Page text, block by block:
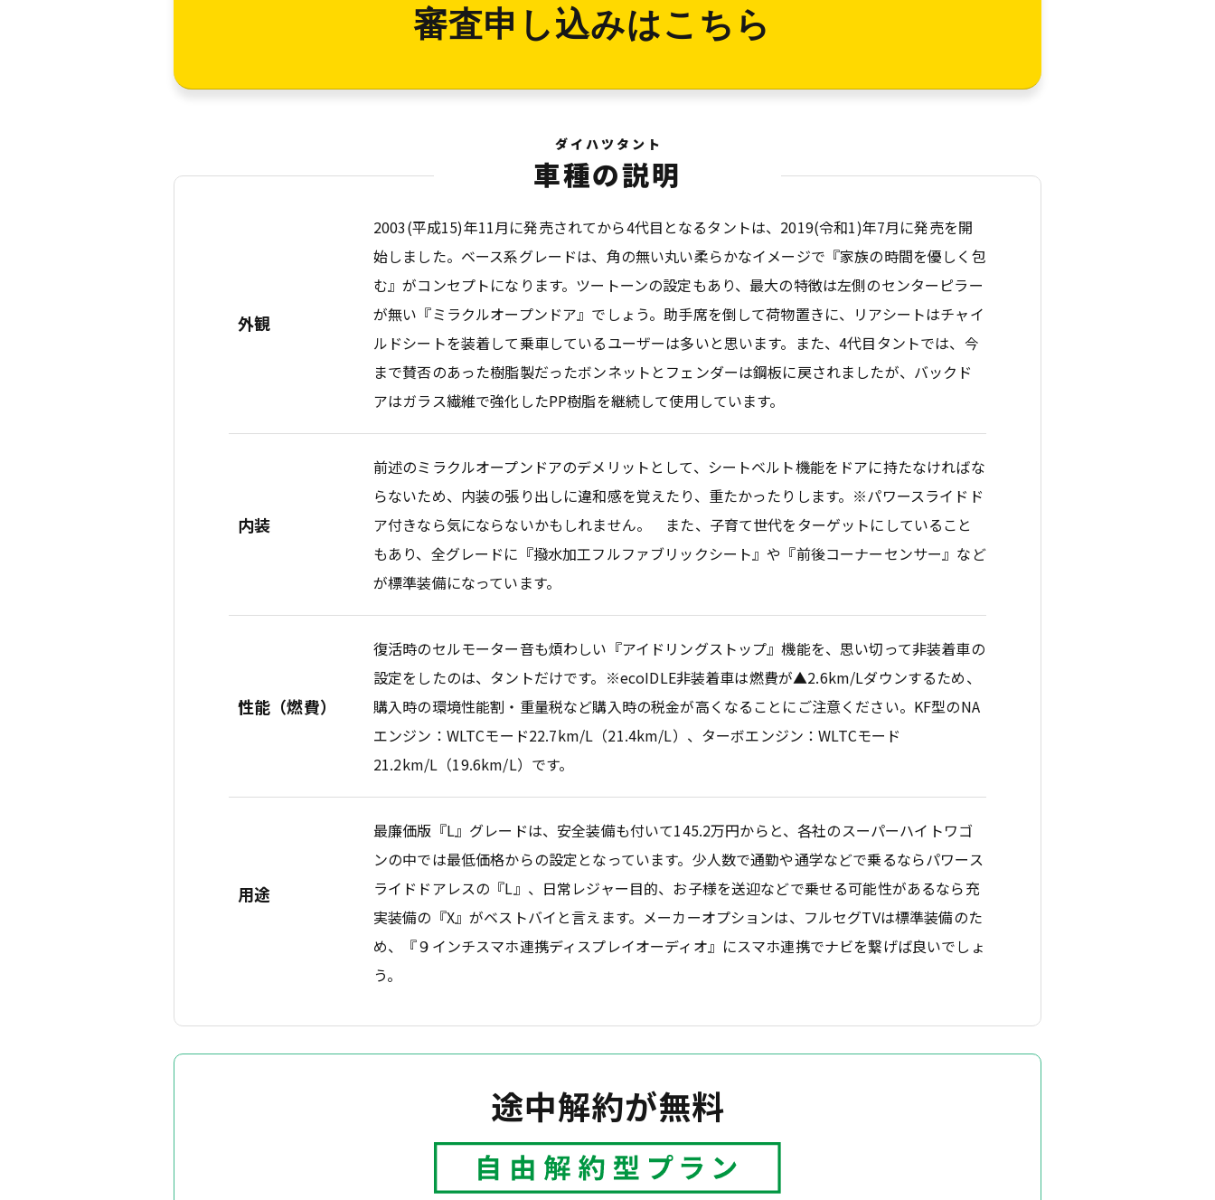
審査申し込みはこちら
ダイハツタント
車種の説明
外観
2003(平成15)年11月に発売されてから4代目となるタントは、2019(令和1)年7月に発売を開
始しました。ベース系グレードは、角の無い丸い柔らかなイメージで『家族の時間を優しく包
む』がコンセプトになります。ツートーンの設定もあり、最大の特徴は左側のセンターピラー
が無い『ミラクルオープンドア』でしょう。助手席を倒して荷物置きに、リアシートはチャイ
ルドシートを装着して乗車しているユーザーは多いと思います。また、4代目タントでは、今
まで賛否のあった樹脂製だったボンネットとフェンダーは鋼板に戻されましたが、バックド
アはガラス繊維で強化したPP樹脂を継続して使用しています。
内装
前述のミラクルオープンドアのデメリットとして、シートベルト機能をドアに持たなければな
らないため、内装の張り出しに違和感を覚えたり、重たかったりします。※パワースライドド
ア付きなら気にならないかもしれません。 また、子育て世代をターゲットにしていること
もあり、全グレードに『撥水加工フルファブリックシート』や『前後コーナーセンサー』など
が標準装備になっています。
性能（燃費）
復活時のセルモーター音も煩わしい『アイドリングストップ』機能を、思い切って非装着車の
設定をしたのは、タントだけです。※ecoIDLE非装着車は燃費が▲2.6km/Lダウンするため、
購入時の環境性能割・重量税など購入時の税金が高くなることにご注意ください。KF型のNA
エンジン：WLTCモード22.7km/L（21.4km/L）、ターボエンジン：WLTCモード
21.2km/L（19.6km/L）です。
用途
最廉価版『L』グレードは、安全装備も付いて145.2万円からと、各社のスーパーハイトワゴ
ンの中では最低価格からの設定となっています。少人数で通勤や通学などで乗るならパワース
ライドドアレスの『L』、日常レジャー目的、お子様を送迎などで乗せる可能性があるなら充
実装備の『X』がベストバイと言えます。メーカーオプションは、フルセグTVは標準装備のた
め、『９インチスマホ連携ディスプレイオーディオ』にスマホ連携でナビを繋げば良いでしょ
う。
途中解約が無料